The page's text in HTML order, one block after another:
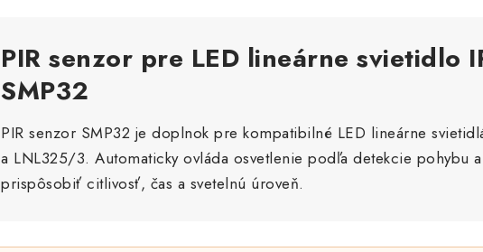
PIR senzor pre LED lineárne svietidlo
SMP32
PIR senzor SMP32 je doplnok pre kompatibilné LED lineárne
a LNL325/3. Automaticky ovláda osvetlenie podľa detekcie pohybu
prispôsobiť citlivosť, čas a svetelnú úroveň.